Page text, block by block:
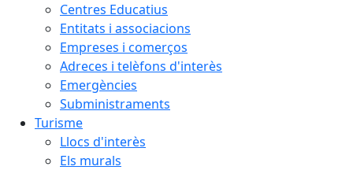
Centres Educatius
Entitats i associacions
Empreses i comerços
Adreces i telèfons d'interès
Emergències
Subministraments
Turisme
Llocs d'interès
Els murals